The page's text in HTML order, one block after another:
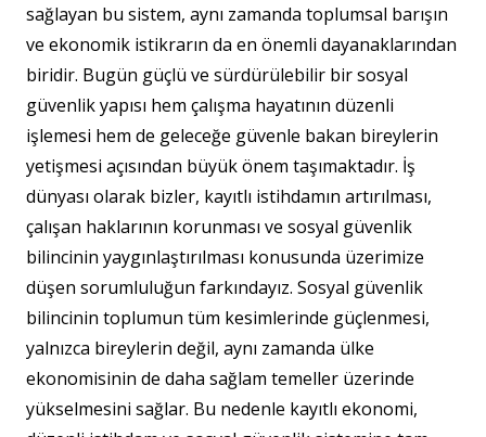
sağlayan bu sistem, aynı zamanda toplumsal barışın
ve ekonomik istikrarın da en önemli dayanaklarından
biridir. Bugün güçlü ve sürdürülebilir bir sosyal
güvenlik yapısı hem çalışma hayatının düzenli
işlemesi hem de geleceğe güvenle bakan bireylerin
yetişmesi açısından büyük önem taşımaktadır. İş
dünyası olarak bizler, kayıtlı istihdamın artırılması,
çalışan haklarının korunması ve sosyal güvenlik
bilincinin yaygınlaştırılması konusunda üzerimize
düşen sorumluluğun farkındayız. Sosyal güvenlik
bilincinin toplumun tüm kesimlerinde güçlenmesi,
yalnızca bireylerin değil, aynı zamanda ülke
ekonomisinin de daha sağlam temeller üzerinde
yükselmesini sağlar. Bu nedenle kayıtlı ekonomi,